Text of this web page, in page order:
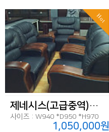
Hot
제네시스(고급중역)쇼파
사이즈 : W940 *D950 *H970
1,050,000원